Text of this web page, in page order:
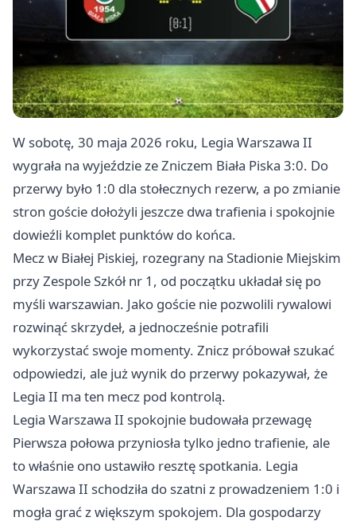
W sobotę, 30 maja 2026 roku, Legia Warszawa II
wygrała na wyjeździe ze Zniczem Biała Piska 3:0. Do
przerwy było 1:0 dla stołecznych rezerw, a po zmianie
stron goście dołożyli jeszcze dwa trafienia i spokojnie
dowieźli komplet punktów do końca.
Mecz w Białej Piskiej, rozegrany na Stadionie Miejskim
przy Zespole Szkół nr 1, od początku układał się po
myśli warszawian. Jako goście nie pozwolili rywalowi
rozwinąć skrzydeł, a jednocześnie potrafili
wykorzystać swoje momenty. Znicz próbował szukać
odpowiedzi, ale już wynik do przerwy pokazywał, że
Legia II ma ten mecz pod kontrolą.
Legia Warszawa II spokojnie budowała przewagę
Pierwsza połowa przyniosła tylko jedno trafienie, ale
to właśnie ono ustawiło resztę spotkania. Legia
Warszawa II schodziła do szatni z prowadzeniem 1:0 i
mogła grać z większym spokojem. Dla gospodarzy